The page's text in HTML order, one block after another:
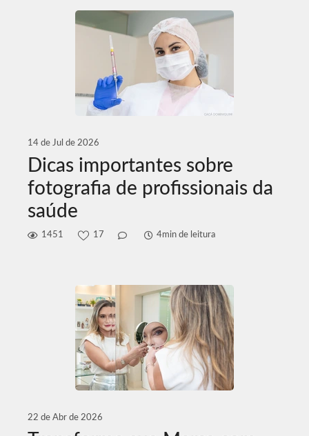
14 de Jul de 2026
Dicas importantes sobre
fotografia de profissionais da
saúde
1451 17 4min de leitura
22 de Abr de 2026